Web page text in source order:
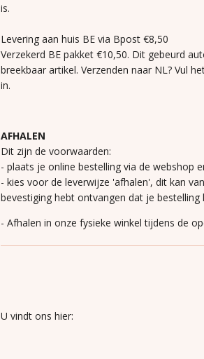
is.
Levering aan huis BE via Bpost €8,50
Verzekerd BE pakket €10,50. Dit gebeurd
breekbaar artikel. Verzenden naar NL? Vul
in.
AFHALEN
Dit zijn de voorwaarden:
- plaats je online bestelling via de webshop
- kies voor de leverwijze 'afhalen', dit kan
bevestiging hebt ontvangen dat je bestelling
- Afhalen in onze fysieke winkel tijdens de
U vindt ons hier: